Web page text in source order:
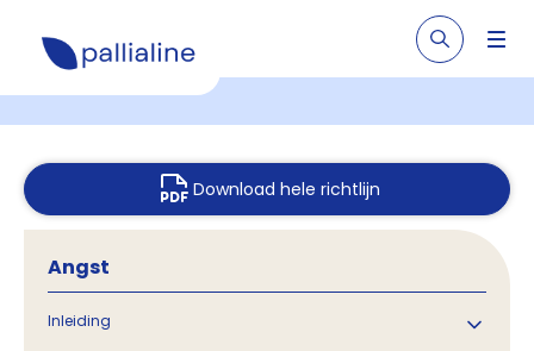
Download hele richtlijn
Angst
Inleiding